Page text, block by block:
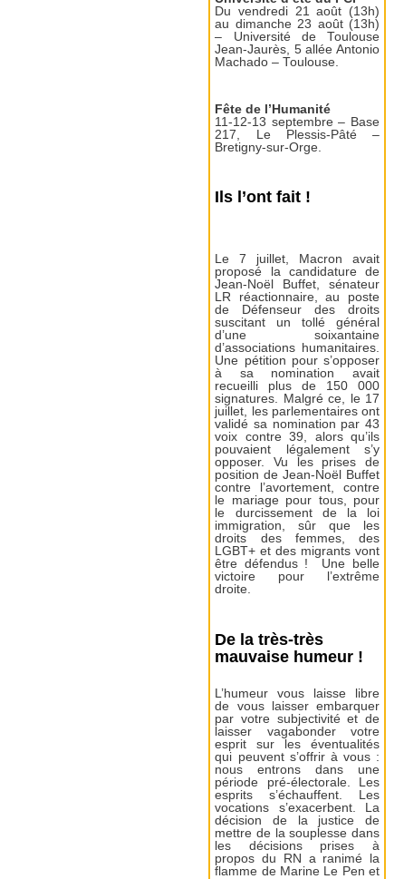
Du vendredi 21 août (13h)
au dimanche 23 août (13h)
– Université de Toulouse
Jean-Jaurès, 5 allée Antonio
Machado – Toulouse.
Fête de l’Humanité
11-12-13 septembre – Base
217, Le Plessis-Pâté –
Bretigny-sur-Orge.
Ils l’ont fait !
Le 7 juillet, Macron avait
proposé la candidature de
Jean-Noël Buffet, sénateur
LR réactionnaire, au poste
de Défenseur des droits
suscitant un tollé général
d’une soixantaine
d’associations humanitaires.
Une pétition pour s’opposer
à sa nomination avait
recueilli plus de 150 000
signatures. Malgré ce, le 17
juillet, les parlementaires ont
validé sa nomination par 43
voix contre 39, alors qu’ils
pouvaient légalement s’y
opposer. Vu les prises de
position de Jean-Noël Buffet
contre l’avortement, contre
le mariage pour tous, pour
le durcissement de la loi
immigration, sûr que les
droits des femmes, des
LGBT+ et des migrants vont
être défendus ! Une belle
victoire pour l’extrême
droite.
De la très-très
mauvaise humeur !
L’humeur vous laisse libre
de vous laisser embarquer
par votre subjectivité et de
laisser vagabonder votre
esprit sur les éventualités
qui peuvent s’offrir à vous :
nous entrons dans une
période pré-électorale. Les
esprits s’échauffent. Les
vocations s’exacerbent. La
décision de la justice de
mettre de la souplesse dans
les décisions prises à
propos du RN a ranimé la
flamme de Marine Le Pen et